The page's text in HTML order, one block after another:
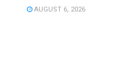
AUGUST 6, 2026